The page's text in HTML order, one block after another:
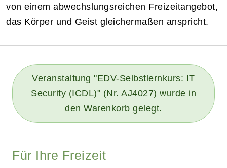
von einem abwechslungsreichen Freizeitangebot,
das Körper und Geist gleichermaßen anspricht.
Veranstaltung "EDV-Selbstlernkurs: IT
Security (ICDL)" (Nr. AJ4027) wurde in
den Warenkorb gelegt.
Für Ihre Freizeit